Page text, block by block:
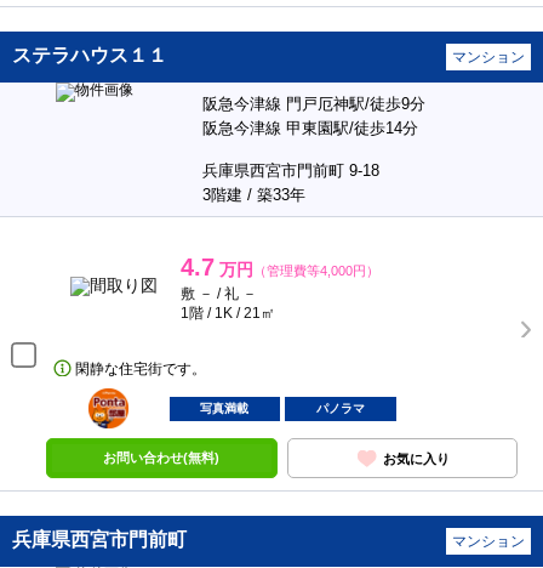
ステラハウス１１ マンション
阪急今津線 門戸厄神駅/徒歩9分
阪急今津線 甲東園駅/徒歩14分
兵庫県西宮市門前町 9-18
3階建 / 築33年
4.7 万円 （管理費等4,000円）
敷 － / 礼 －
1階 / 1K / 21㎡
閑静な住宅街です。
ポンタ
部屋
写真満載 パノラマ
お問い合わせ(無料) お気に入り
兵庫県西宮市門前町 マンション